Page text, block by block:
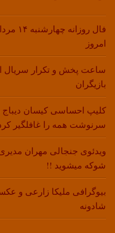
امروز
ساعت پخش و تکرار سریال
بازیگران
کلیپ احساسی کیسان دیباج
سرنوشت همه را غافلگیر
ویدئوی جنجالی مهران
شوکه میشوید !!
بیوگرافی ملیکا زارعی و
شادونه